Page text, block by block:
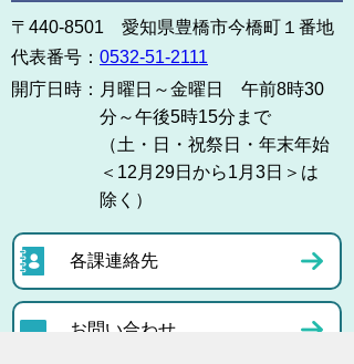
〒440-8501 愛知県豊橋市今橋町１番地
代表番号： 0532-51-2111
開庁日時： 月曜日～金曜日 午前8時30
分～午後5時15分まで
（土・日・祝祭日・年末年始
＜12月29日から1月3日＞は
除く）
各課連絡先
お問い合わせ